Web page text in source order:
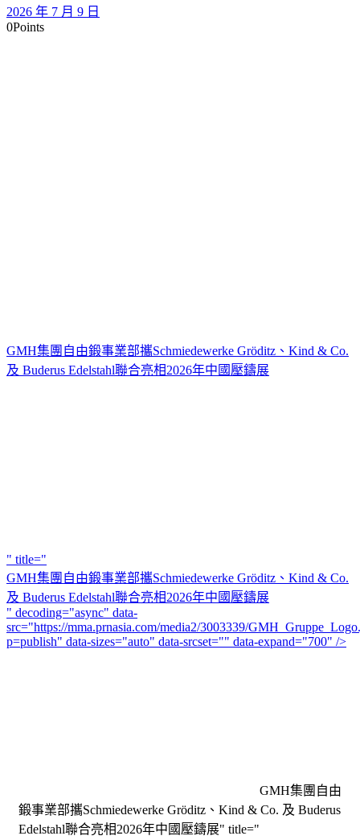
2026 年 7 月 9 日
0Points
GMH集團自由鍛事業部攜Schmiedewerke Gröditz、Kind & Co.
及 Buderus Edelstahl聯合亮相2026年中國壓鑄展
" title="
GMH集團自由鍛事業部攜Schmiedewerke Gröditz、Kind & Co.
及 Buderus Edelstahl聯合亮相2026年中國壓鑄展
" decoding="async" data-
src="https://mma.prnasia.com/media2/3003339/
p=publish" data-sizes="auto" data-srcset="" data-expand="700" />
GMH集團自由
鍛事業部攜Schmiedewerke Gröditz、Kind & Co. 及 Buderus
Edelstahl聯合亮相2026年中國壓鑄展" title="